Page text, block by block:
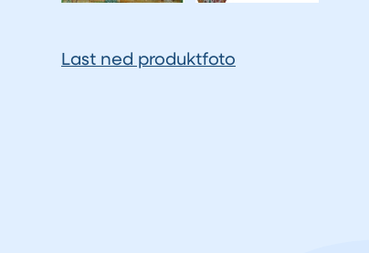
Last ned produktfoto